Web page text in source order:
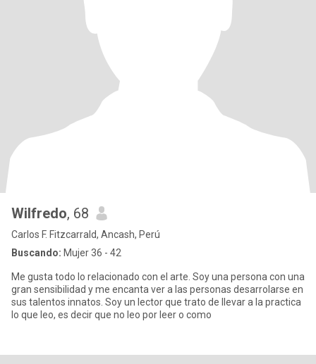
Wilfredo, 68
Carlos F. Fitzcarrald, Ancash, Perú
Buscando: Mujer 36 - 42
Me gusta todo lo relacionado con el arte. Soy una persona con una
gran sensibilidad y me encanta ver a las personas desarrolarse en
sus talentos innatos. Soy un lector que trato de llevar a la practica
lo que leo, es decir que no leo por leer o como